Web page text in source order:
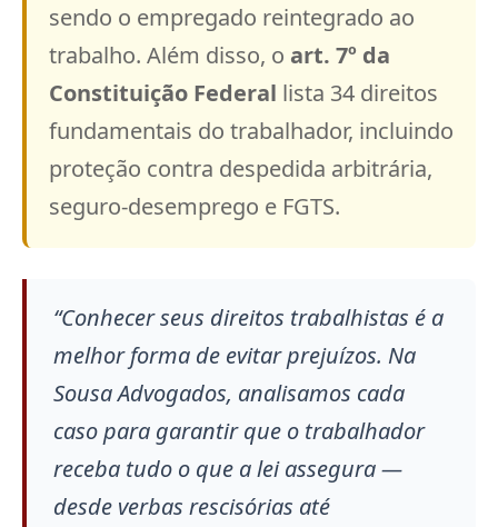
sendo o empregado reintegrado ao
trabalho. Além disso, o art. 7º da
Constituição Federal lista 34 direitos
fundamentais do trabalhador, incluindo
proteção contra despedida arbitrária,
seguro-desemprego e FGTS.
“Conhecer seus direitos trabalhistas é a
melhor forma de evitar prejuízos. Na
Sousa Advogados, analisamos cada
caso para garantir que o trabalhador
receba tudo o que a lei assegura —
desde verbas rescisórias até